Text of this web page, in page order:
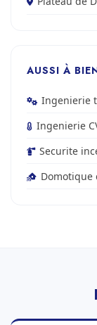
AUSSI À
Ingenierie
Ingenierie
Securite